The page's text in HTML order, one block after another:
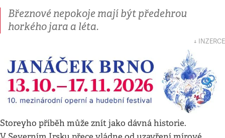
Březnové nepokoje mají být předehrou
horkého jara a léta.
↓ INZERCE
Storeyho příběh může znít jako dávná historie.